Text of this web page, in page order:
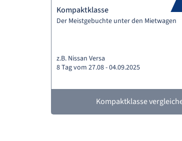
Kompaktklasse
Der Meistgebuchte unter den Mietwagen
z.B. Nissan Versa
8 Tag vom 27.08 - 04.09.2025
Kompaktklasse